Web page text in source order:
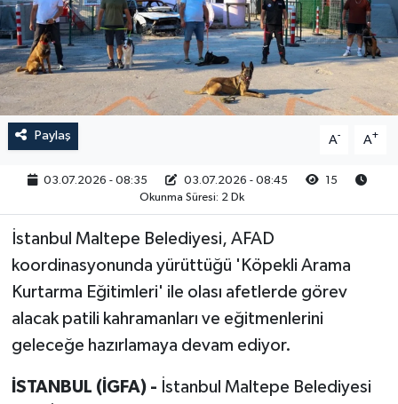
Paylaş A- A+
03.07.2026 - 08:35 03.07.2026 - 08:45
15
Okunma Süresi: 2 Dk
İstanbul Maltepe Belediyesi, AFAD
koordinasyonunda yürüttüğü 'Köpekli Arama
Kurtarma Eğitimleri' ile olası afetlerde görev
alacak patili kahramanları ve eğitmenlerini
geleceğe hazırlamaya devam ediyor.
İSTANBUL (İGFA) - İstanbul Maltepe Belediyesi
RESMİ İLAN